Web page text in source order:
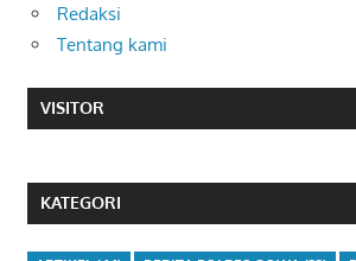
Redaksi
Tentang kami
VISITOR
KATEGORI